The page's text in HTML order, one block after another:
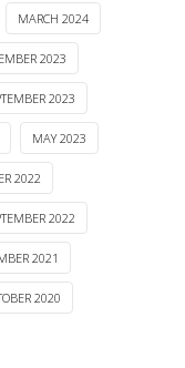
MARCH 2024
2023
2023
MAY 2023
2022
2022
2021
2020